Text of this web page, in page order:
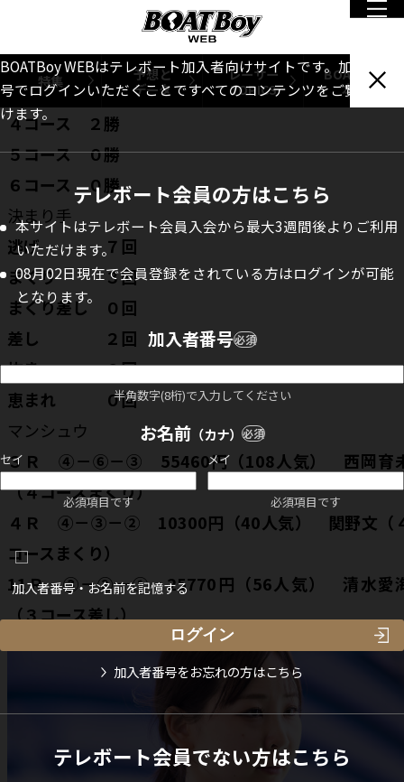
特集
予想と
データ
レーサー
TOPICS
BOATBoy
本誌
BOATBoy WEBはテレボート加入者向けサイトです。加入者番
号でログインいただくことですべてのコンテンツをご覧いただ
けます。
テレボート会員の方はこちら
本サイトはテレボート会員入会から最大3週間後よりご利用
いただけます。
08月02日現在で会員登録をされている方はログインが可能
となります。
加入者番号必須
半角数字(8桁)で入力してください
お名前（カナ） 必須
セイ
必須項目です
メイ
必須項目です
加入者番号・お名前を記憶する
加入者番号をお忘れの方はこちら
テレボート会員でない方はこちら
２コース １勝
３コース ２勝
４コース ２勝
５コース ０勝
６コース ０勝
決まり手
逃げ ７回
まくり ３回
まくり差し ０回
差し ２回
抜き ０回
恵まれ ０回
マンシュウ
３Ｒ ④－⑥－③ 55460円（108人気） 西岡育
（４コースまくり）
４Ｒ ④－③－② 10300円（40人気） 関野文（
コースまくり）
11Ｒ ③－②－① 25770円（56人気） 清水愛
（３コース差し）